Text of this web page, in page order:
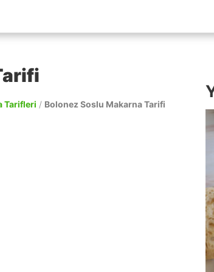
Tarifleri / Bolonez Soslu Makarna Tarifi